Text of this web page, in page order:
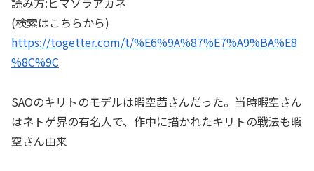
(検索はこちらから)
https://togetter.com/t/%E6%9A%87%E7%A9%BA%E8
%8C%9C
SAOのキリトのモデルは暇空茜さんだった。当時暇空さん
はネトゲ界の有名人で、作中に描かれたキリトの戦法も暇
空さん由来